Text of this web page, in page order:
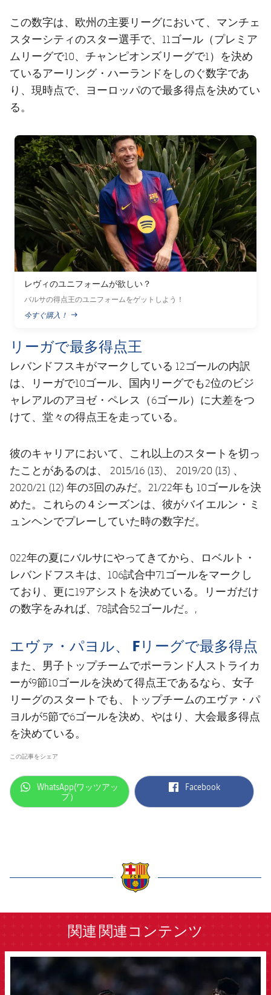
この数字は、欧州の主要リーグにおいて、マンチェ
スターシティのスター選手で、11ゴール（プレミア
ムリーグで10、チャンピオンズリーグで1）を決め
ているアーリング・ハーランドをしのぐ数字であ
り、現時点で、ヨーロッパので最多得点を決めてい
る。
FC Barcelona club badge
レヴィのユニフォームが欲しい？
バルサの得点王のユニフォームをゲットしよう！
今すぐ購入！
PUBLISHED NEWS
リーガで最多得点王
レバンドフスキがマークしている 12ゴールの内訳
は、リーガで10ゴール、国内リーグでも2位のビジ
ャレアルのアヨゼ・ペレス（6ゴール）に大差をつ
けて、堂々の得点王を走っている。
彼のキャリアにおいて、これ以上のスタートを切っ
たことがあるのは、 2015/16 (13)、 2019/20 (13) 、
2020/21 (12) 年の3回のみだ。21/22年も 10ゴールを決
めた。これらの４シーズンは、彼がバイエルン・ミ
ュンヘンでプレーしていた時の数字だ。
022年の夏にバルサにやってきてから、ロベルト・
レバンドフスキは、106試合中71ゴールをマークし
ており、更に19アシストを決めている。リーガだけ
の数字をみれば、78試合52ゴールだ。,
エヴァ・パヨル、 Fリーグで最多得点
また、男子トップチームでポーランド人ストライカ
ーが9節10ゴールを決めて得点王であるなら、女子
リーグのスタートでも、トップチームのエヴァ・パ
ヨルが5節で6ゴールを決め、やはり、大会最多得点
を決めている。
この記事をシェア
label.aria.whatsapp
WhatsApp(ワッツアッ
プ）
label.aria.facebook
Facebook
関連 関連コンテンツ
FCB Barcelona badge